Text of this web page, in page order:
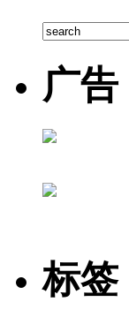
广告
标签